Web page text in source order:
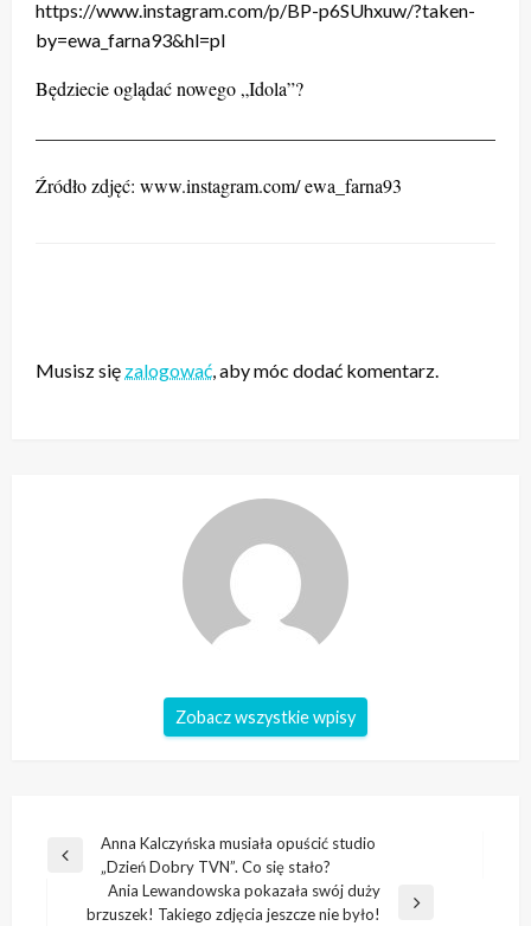
https://www.instagram.com/p/BP-p6SUhxuw/?taken-
by=ewa_farna93&hl=pl
Będziecie oglądać nowego „Idola”?
Źródło zdjęć: www.instagram.com/ ewa_farna93
Musisz się zalogować, aby móc dodać komentarz.
Zobacz wszystkie wpisy
Nawigacja
wpisu
Poprzedni
Anna Kalczyńska musiała opuścić studio
„Dzień Dobry TVN”. Co się stało?
Następny
Ania Lewandowska pokazała swój duży
brzuszek! Takiego zdjęcia jeszcze nie było!